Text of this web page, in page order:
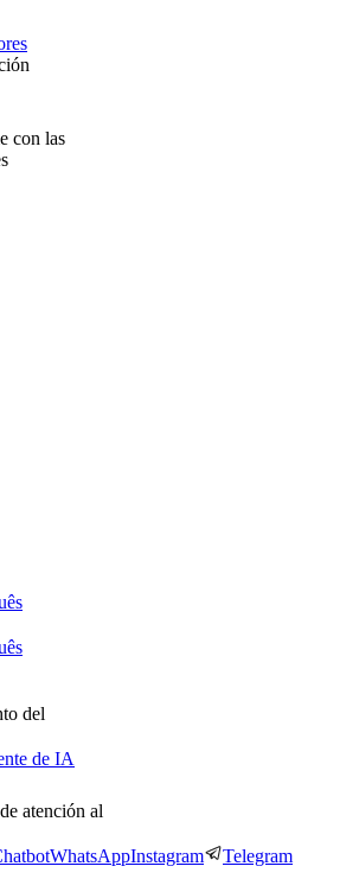
con las
del
de IA
atención al
WhatsAppInstagram Telegram